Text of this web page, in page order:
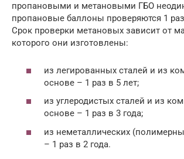
пропановыми и метановыми ГБО
пропановые баллоны проверяются 1
Срок проверки метановых зависит от
которого они изготовлены:
из легированных сталей и из
основе – 1 раз в 5 лет;
из углеродистых сталей и из
основе – 1 раз в 3 года;
из неметаллических
– 1 раз в 2 года.